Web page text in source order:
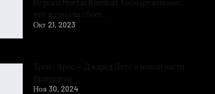
Окт 21, 2023
Ноя 30, 2024